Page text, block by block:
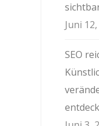
Juni
SEO